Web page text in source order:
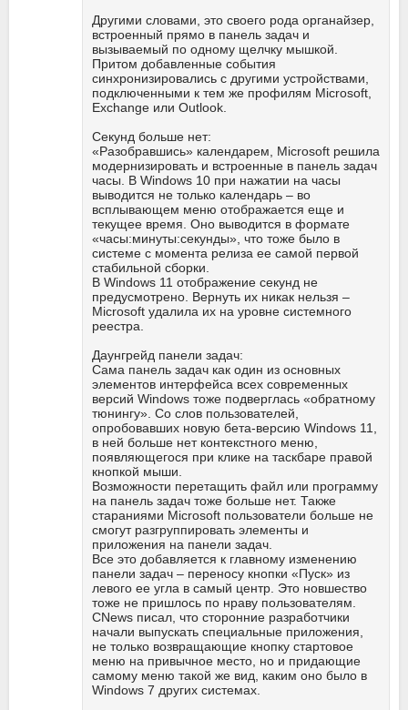
Другими словами, это своего рода органайзер,
встроенный прямо в панель задач и
вызываемый по одному щелчку мышкой.
Притом добавленные события
синхронизировались с другими устройствами,
подключенными к тем же профилям Microsoft,
Exchange или Outlook.
Секунд больше нет:
«Разобравшись» календарем, Microsoft решила
модернизировать и встроенные в панель задач
часы. В Windows 10 при нажатии на часы
выводится не только календарь – во
всплывающем меню отображается еще и
текущее время. Оно выводится в формате
«часы:минуты:секунды», что тоже было в
системе с момента релиза ее самой первой
стабильной сборки.
В Windows 11 отображение секунд не
предусмотрено. Вернуть их никак нельзя –
Microsoft удалила их на уровне системного
реестра.
Даунгрейд панели задач:
Сама панель задач как один из основных
элементов интерфейса всех современных
версий Windows тоже подверглась «обратному
тюнингу». Со слов пользователей,
опробовавших новую бета-версию Windows 11,
в ней больше нет контекстного меню,
появляющегося при клике на таскбаре правой
кнопкой мыши.
Возможности перетащить файл или программу
на панель задач тоже больше нет. Также
стараниями Microsoft пользователи больше не
смогут разгруппировать элементы и
приложения на панели задач.
Все это добавляется к главному изменению
панели задач – переносу кнопки «Пуск» из
левого ее угла в самый центр. Это новшество
тоже не пришлось по нраву пользователям.
CNews писал, что сторонние разработчики
начали выпускать специальные приложения,
не только возвращающие кнопку стартовое
меню на привычное место, но и придающие
самому меню такой же вид, каким оно было в
Windows 7 других системах.